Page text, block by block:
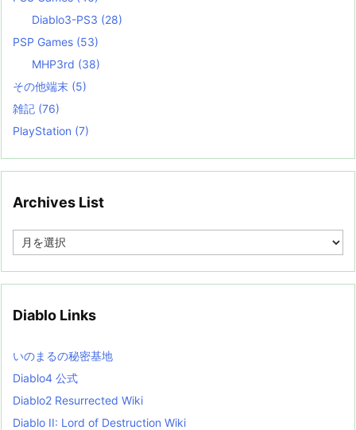
Diablo3-PS3 (28)
PSP Games (53)
MHP3rd (38)
その他端末 (5)
雑記 (76)
PlayStation (7)
Archives List
e
i
s
t
Diablo Links
いのまるの秘密基地
Diablo4 公式
Diablo2 Resurrected Wiki
Diablo II: Lord of Destruction Wiki